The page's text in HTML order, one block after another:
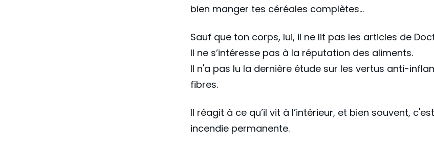
bien manger tes céréales complètes...
Sauf que ton corps, lui, il ne lit pas les articles de
Il ne s’intéresse pas à la réputation des aliments.
Il n'a pas lu la dernière étude sur les vertus anti-
fibres.
Il réagit à ce qu’il vit à l’intérieur, et bien souvent,
incendie permanente.